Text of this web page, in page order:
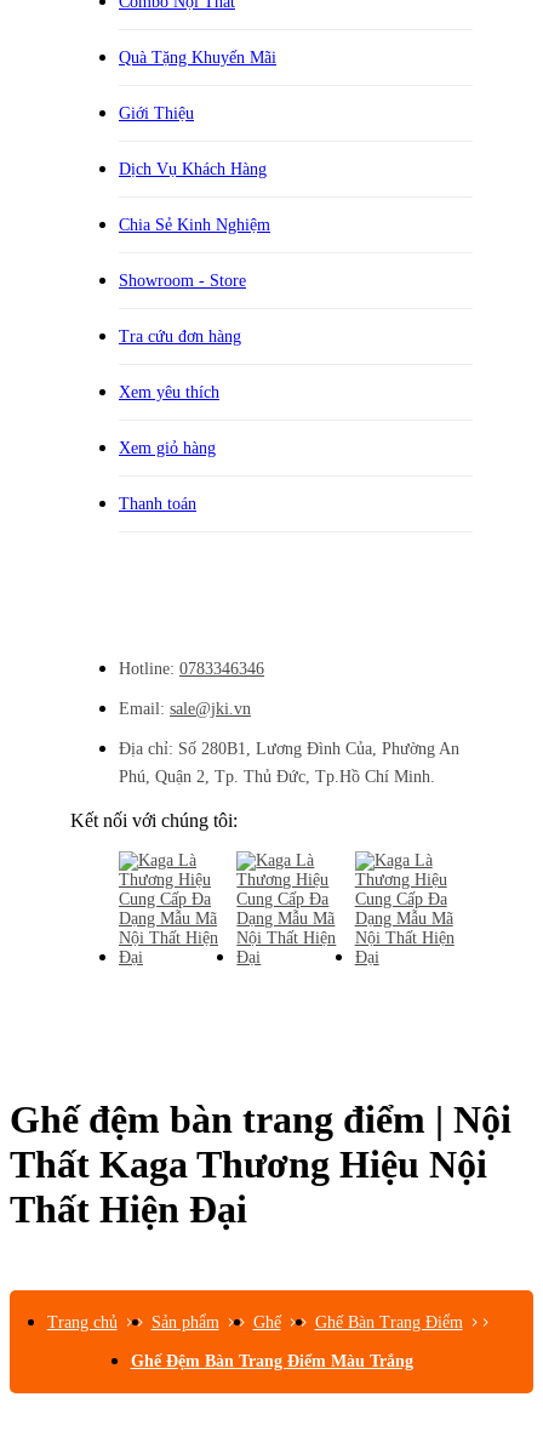
Quà Tặng Khuyến Mãi
Giới Thiệu
Dịch Vụ Khách Hàng
Chia Sẻ Kinh Nghiệm
Showroom - Store
Tra cứu đơn hàng
Xem yêu thích
Xem giỏ hàng
Thanh toán
Hotline: 0783346346
Email: sale@jki.vn
Địa chỉ: Số 280B1, Lương Đình Của, Phường An
Phú, Quận 2, Tp. Thủ Đức, Tp.Hồ Chí Minh.
Kết nối với chúng tôi:
Ghế đệm bàn trang điểm | Nội
Thất Kaga Thương Hiệu Nội
Thất Hiện Đại
Trang chủ Sản phẩm Ghế Ghế Bàn Trang Điểm
Ghế Đệm Bàn Trang Điểm Màu Trắng